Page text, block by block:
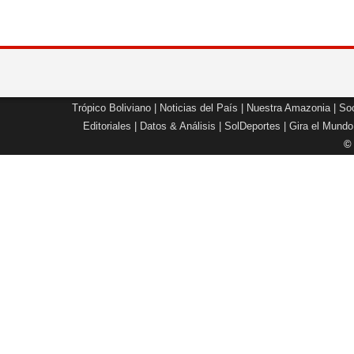
Trópico Boliviano Noticias del País Nuestra Amazonia|
Editoriales
Datos & Análisis SolDeportes Gira el Mundo
©